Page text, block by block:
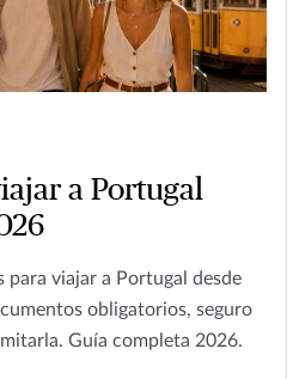
a Portugal
viajar a Portugal desde
obligatorios, seguro
Guía completa 2026.